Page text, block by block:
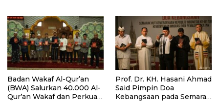
Santri dan Guru Honorer
Badan Wakaf Al-Qur’an
(BWA) Salurkan 40.000 Al-
Qur’an Wakaf dan Perkuat
Prof. Dr. KH. Hasani Ahmad
Said Pimpin Doa
Kebangsaan pada Semarak